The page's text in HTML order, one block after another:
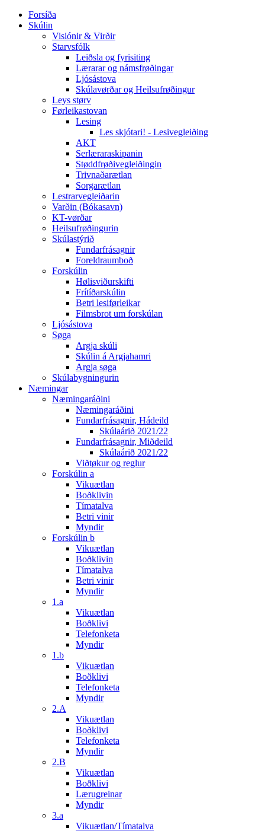
Forsíða
Skúlin
Visiónir & Virðir
Starvsfólk
Leiðsla og fyrisiting
Lærarar og námsfrøðingar
Ljósástova
Skúlavørðar og Heilsufrøðingur
Leys størv
Førleikastovan
Lesing
Les skjótari! - Lesivegleiðing
AKT
Serlæraraskipanin
Støddfrøðivegleiðingin
Trivnaðarætlan
Sorgarætlan
Lestrarvegleiðarin
Varðin (Bókasavn)
KT-vørðar
Heilsufrøðingurin
Skúlastýrið
Fundarfrásagnir
Foreldraumboð
Forskúlin
Hølisviðurskifti
Frítíðarskúlin
Betri lesiførleikar
Filmsbrot um forskúlan
Ljósástova
Søga
Argja skúli
Skúlin á Argjahamri
Argja søga
Skúlabygningurin
Næmingar
Næmingaráðini
Næmingaráðini
Fundarfrásagnir, Hádeild
Skúlaárið 2021/22
Fundarfrásagnir, Miðdeild
Skúlaárið 2021/22
Viðtøkur og reglur
Forskúlin a
Vikuætlan
Boðklivin
Tímatalva
Betri vinir
Myndir
Forskúlin b
Vikuætlan
Boðklivin
Tímatalva
Betri vinir
Myndir
1.a
Vikuætlan
Boðklivi
Telefonketa
Myndir
1.b
Vikuætlan
Boðklivi
Telefonketa
Myndir
2.A
Vikuætlan
Boðklivi
Telefonketa
Myndir
2.B
Vikuætlan
Boðklivi
Lærugreinar
Myndir
3.a
Vikuætlan/Tímatalva